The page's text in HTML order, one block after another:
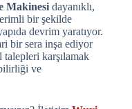
Makinesidayanıklı,
bir şekilde
devrim yaratıyor.
bir sera inşa ediyor
karşılamak
ve